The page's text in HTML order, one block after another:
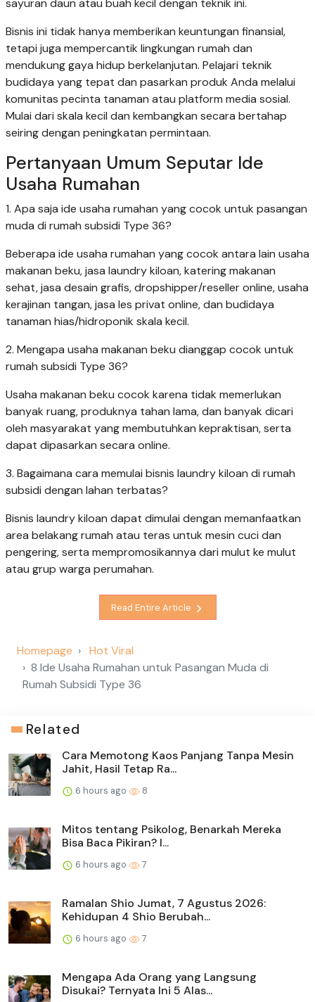
sayuran daun atau buah kecil dengan teknik ini.
Bisnis ini tidak hanya memberikan keuntungan finansial,
tetapi juga mempercantik lingkungan rumah dan
mendukung gaya hidup berkelanjutan. Pelajari teknik
budidaya yang tepat dan pasarkan produk Anda melalui
komunitas pecinta tanaman atau platform media sosial.
Mulai dari skala kecil dan kembangkan secara bertahap
seiring dengan peningkatan permintaan.
Pertanyaan Umum Seputar Ide
Usaha Rumahan
1. Apa saja ide usaha rumahan yang cocok untuk pasangan
muda di rumah subsidi Type 36?
Beberapa ide usaha rumahan yang cocok antara lain usaha
makanan beku, jasa laundry kiloan, katering makanan
sehat, jasa desain grafis, dropshipper/reseller online, usaha
kerajinan tangan, jasa les privat online, dan budidaya
tanaman hias/hidroponik skala kecil.
2. Mengapa usaha makanan beku dianggap cocok untuk
rumah subsidi Type 36?
Usaha makanan beku cocok karena tidak memerlukan
banyak ruang, produknya tahan lama, dan banyak dicari
oleh masyarakat yang membutuhkan kepraktisan, serta
dapat dipasarkan secara online.
3. Bagaimana cara memulai bisnis laundry kiloan di rumah
subsidi dengan lahan terbatas?
Bisnis laundry kiloan dapat dimulai dengan memanfaatkan
area belakang rumah atau teras untuk mesin cuci dan
pengering, serta mempromosikannya dari mulut ke mulut
atau grup warga perumahan.
Read Entire Article
Homepage
Hot Viral
8 Ide Usaha Rumahan untuk Pasangan Muda di
Rumah Subsidi Type 36
Related
Cara Memotong Kaos Panjang Tanpa Mesin
Jahit, Hasil Tetap Ra...
6 hours ago 8
Mitos tentang Psikolog, Benarkah Mereka
Bisa Baca Pikiran? I...
6 hours ago 7
Ramalan Shio Jumat, 7 Agustus 2026:
Kehidupan 4 Shio Berubah...
6 hours ago 7
Mengapa Ada Orang yang Langsung
Disukai? Ternyata Ini 5 Alas...